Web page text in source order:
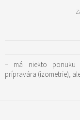
– má niekto ponuku
prípravára (izometrie),